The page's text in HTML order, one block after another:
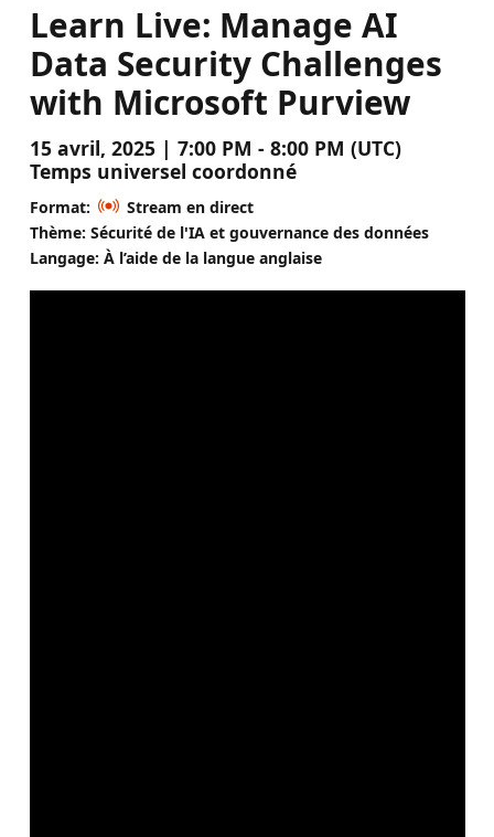
Learn Live: Manage AI
Data Security Challenges
with Microsoft Purview
15 avril, 2025 | 7:00 PM - 8:00 PM (UTC)
Temps universel coordonné
Format:
Stream en direct
Thème: Sécurité de l'IA et gouvernance des données
Langage: À l’aide de la langue anglaise